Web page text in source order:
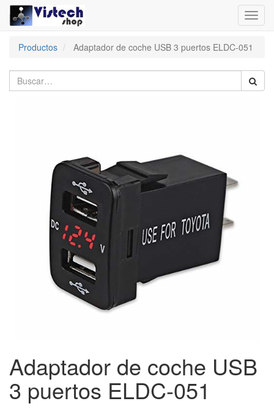
Productos
Adaptador de coche USB 3 puertos ELDC-051
Adaptador de coche USB
3 puertos ELDC-051